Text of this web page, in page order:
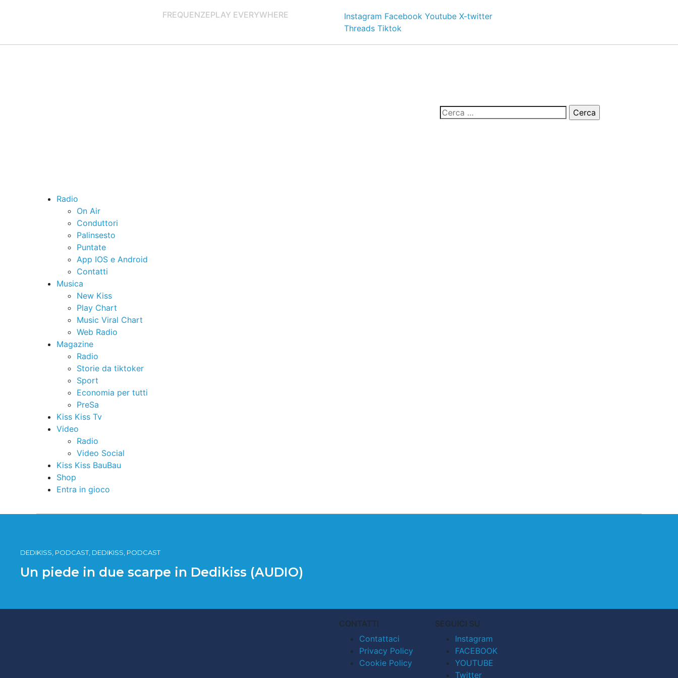
FREQUENZEPLAY EVERYWHERE Instagram Facebook Youtube X-twitter
Threads Tiktok
Radio
On Air
Conduttori
Palinsesto
Puntate
App IOS e Android
Contatti
Musica
New Kiss
Play Chart
Music Viral Chart
Web Radio
Magazine
Radio
Storie da tiktoker
Sport
Economia per tutti
PreSa
Kiss Kiss Tv
Video
Radio
Video Social
Kiss Kiss BauBau
Shop
Entra in gioco
DEDIKISS, PODCAST, DEDIKISS, PODCAST
Un piede in due scarpe in Dedikiss (AUDIO)
CONTATTI
Contattaci
Privacy Policy
Cookie Policy
SEGUICI SU
Instagram
FACEBOOK
YOUTUBE
Twitter